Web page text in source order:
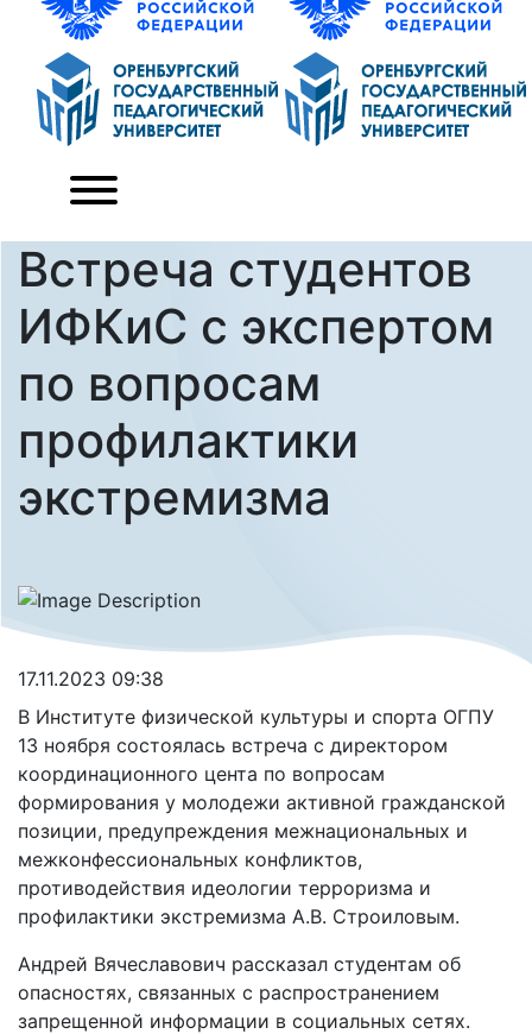
Встреча студентов
ИФКиС с экспертом
по вопросам
профилактики
экстремизма
17.11.2023 09:38
В Институте физической культуры и спорта ОГПУ
13 ноября состоялась встреча с директором
координационного цента по вопросам
формирования у молодежи активной гражданской
позиции, предупреждения межнациональных и
межконфессиональных конфликтов,
противодействия идеологии терроризма и
профилактики экстремизма А.В. Строиловым.
Андрей Вячеславович рассказал студентам об
опасностях, связанных с распространением
запрещенной информации в социальных сетях.